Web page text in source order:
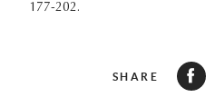
177-202.
SHARE